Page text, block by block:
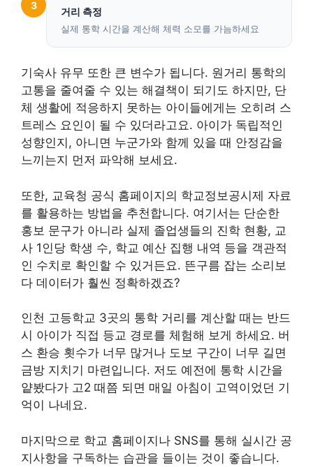
3
거리 측정
실제 통학 시간을 계산해 체력 소모를 가늠하세요
기숙사 유무 또한 큰 변수가 됩니다. 원거리 통학의
고통을 줄여줄 수 있는 해결책이 되기도 하지만, 단
체 생활에 적응하지 못하는 아이들에게는 오히려 스
트레스 요인이 될 수 있더라고요. 아이가 독립적인
성향인지, 아니면 누군가와 함께 있을 때 안정감을
느끼는지 먼저 파악해 보세요.
또한, 교육청 공식 홈페이지의 학교정보공시제 자료
를 활용하는 방법을 추천합니다. 여기서는 단순한
홍보 문구가 아니라 실제 졸업생들의 진학 현황, 교
사 1인당 학생 수, 학교 예산 집행 내역 등을 객관적
인 수치로 확인할 수 있거든요. 뜬구름 잡는 소리보
다 데이터가 훨씬 정확하겠죠?
인천 고등학교 3곳의 통학 거리를 계산할 때는 반드
시 아이가 직접 등교 경로를 체험해 보게 하세요. 버
스 환승 횟수가 너무 많거나 도보 구간이 너무 길면
금방 지치기 마련입니다. 저도 예전에 통학 시간을
얕봤다가 고2 때쯤 되면 매일 아침이 고역이었던 기
억이 나네요.
마지막으로 학교 홈페이지나 SNS를 통해 실시간 공
지사항을 구독하는 습관을 들이는 것이 좋습니다.